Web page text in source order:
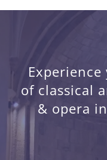
of classical
& opera